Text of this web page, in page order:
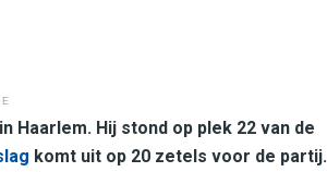
Haarlem. Hij stond op plek 22 van de
komt uit op 20 zetels voor de partij.